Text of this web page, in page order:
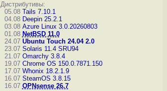
Дистрибутивы:
05.08 Tails 7.10.1
04.08 Deepin 25.2.1
03.08 Azure Linux 3.0.20260803
01.08 NetBSD 11.0
24.07 Ubuntu Touch 24.04 2.0
23.07 Solaris 11.4 SRU94
21.07 Omarchy 3.8.4
19.07 Chrome OS 150.0.7871.150
17.07 Whonix 18.2.1.9
16.07 SteamOS 3.8.15
16.07 OPNsense 26.7